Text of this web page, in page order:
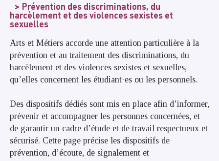
Prévention des discriminations, du
harcèlement et des violences sexistes et
sexuelles
Arts et Métiers accorde une attention particulière à la
prévention et au traitement des discriminations, du
harcèlement et des violences sexistes et sexuelles,
qu’elles concernent les étudiant·es ou les personnels.
Des dispositifs dédiés sont mis en place afin d’informer,
prévenir et accompagner les personnes concernées, et
de garantir un cadre d’étude et de travail respectueux et
sécurisé. Cette page précise les dispositifs de
prévention, d’écoute, de signalement et